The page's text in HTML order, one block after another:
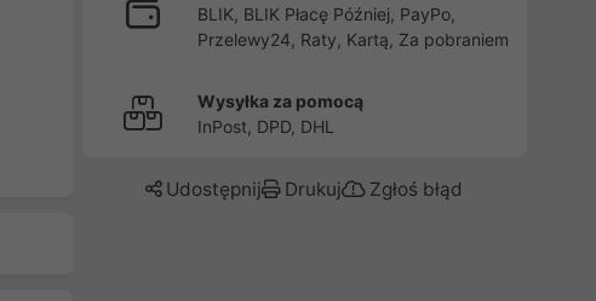
BLIK, BLIK Płacę Później, PayPo,
Przelewy24, Raty, Kartą, Za pobraniem
Wysyłka za pomocą
InPost, DPD, DHL
Udostępnij Drukuj Zgłoś błąd